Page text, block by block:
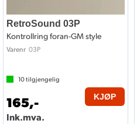
RetroSound 03P
Kontrollring foran-GM style
Varenr 03P
10tilgjengelig
165,-
Ink.mva.
KJØP